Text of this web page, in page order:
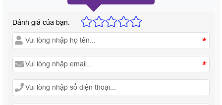
Đánh giá của bạn:
*
*